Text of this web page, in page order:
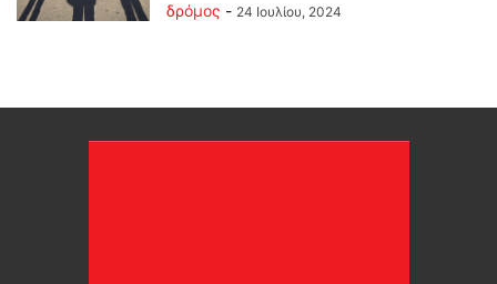
δρόμος - 24 Ιουλίου, 2024